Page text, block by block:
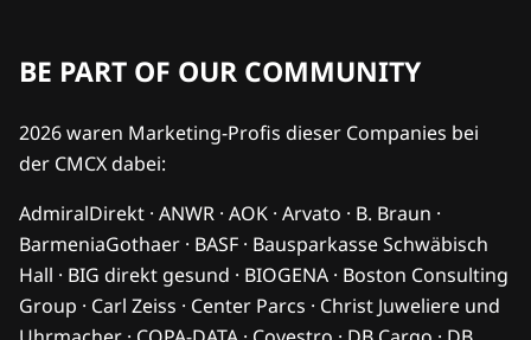
BE PART OF OUR COMMUNITY
2026 waren Marketing-Profis dieser Companies bei
der CMCX dabei:
AdmiralDirekt · ANWR · AOK · Arvato · B. Braun ·
BarmeniaGothaer · BASF · Bausparkasse Schwäbisch
Hall · BIG direkt gesund · BIOGENA · Boston Consulting
Group · Carl Zeiss · Center Parcs · Christ Juweliere und